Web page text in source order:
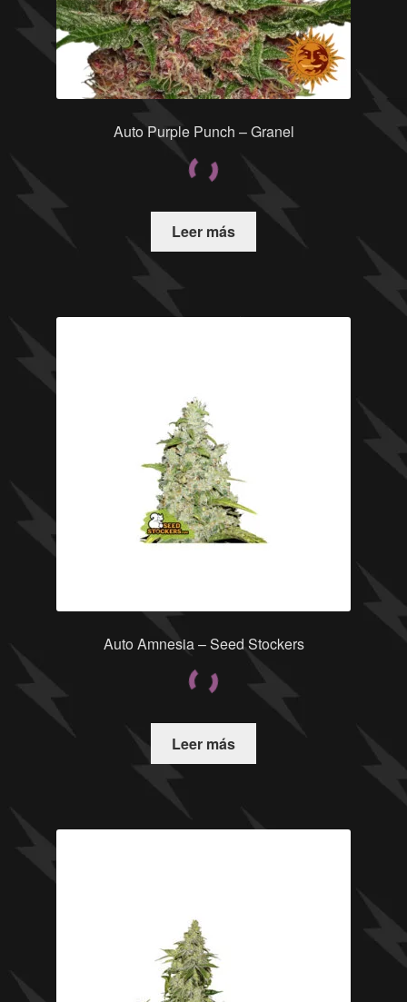
Auto Purple Punch – Granel
Leer más
Auto Amnesia – Seed Stockers
Leer más